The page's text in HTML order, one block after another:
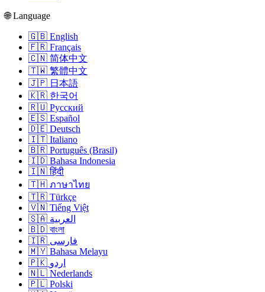
🌐 Language
🇬🇧 English
🇫🇷 Français
🇨🇳 简体中文
🇹🇼 繁體中文
🇯🇵 日本語
🇰🇷 한국어
🇷🇺 Русский
🇪🇸 Español
🇩🇪 Deutsch
🇮🇹 Italiano
🇧🇷 Português (Brasil)
🇮🇩 Bahasa Indonesia
🇮🇳 हिंदी
🇹🇭 ภาษาไทย
🇹🇷 Türkçe
🇻🇳 Tiếng Việt
🇸🇦 العربية
🇧🇩 বাংলা
🇮🇷 فارسی
🇲🇾 Bahasa Melayu
🇵🇰 اردو
🇳🇱 Nederlands
🇵🇱 Polski